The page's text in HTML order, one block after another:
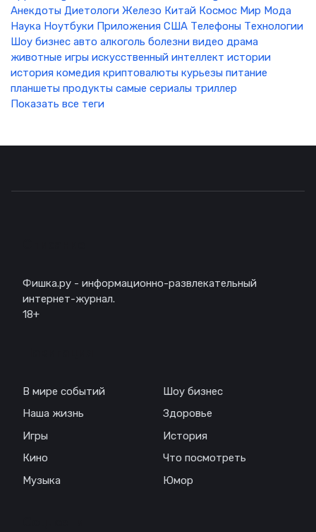
Анекдоты Диетологи Железо Китай Космос Мир Мода
Наука Ноутбуки Приложения США Телефоны Технологии
Шоу бизнес авто алкоголь болезни видео драма
животные игры искусственный интеллект истории
история комедия криптовалюты курьезы питание
планшеты продукты самые сериалы триллер
Показать все теги
Фишка.ру - информационно-развлекательный
интернет-журнал.
18+
В мире событий
Наша жизнь
Игры
Кино
Музыка
Шоу бизнес
Здоровье
История
Что посмотреть
Юмор